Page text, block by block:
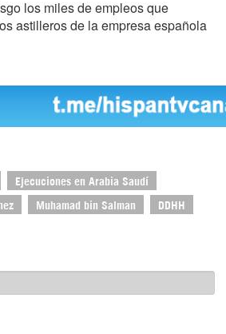
los miles de empleos que
astilleros de la empresa española
Ejecuciones en Arabia Saudí
Muhamad bin Salman DDHH